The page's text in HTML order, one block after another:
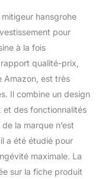
hansgrohe
pour
à la fois
qualité-prix,
Amazon, est très
Il combine un design
et des fonctionnalités
la marque n’est
a été étudié pour
maximale. La
sur la fiche produit